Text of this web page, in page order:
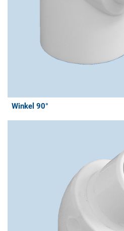
Winkel 90°